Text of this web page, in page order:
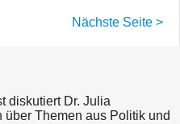
Nächste Seite >
diskutiert Dr. Julia
Themen aus Politik und